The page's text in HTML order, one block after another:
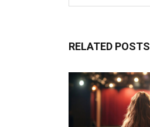
RELATED POSTS